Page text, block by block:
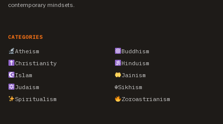
contemporary mindsets.
CATEGORIES
Atheism
Buddhism
Christianity
Hinduism
Islam
Jainism
Judaism
☬Sikhism
Spiritualism
Zoroastrianism